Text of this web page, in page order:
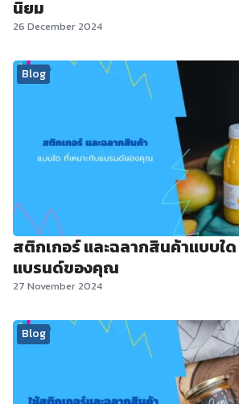
นิยม
26 December 2024
Blog
สติกเกอร์ และฉลากสินค้าแบบใด
แบรนด์ของคุณ
27 November 2024
Blog